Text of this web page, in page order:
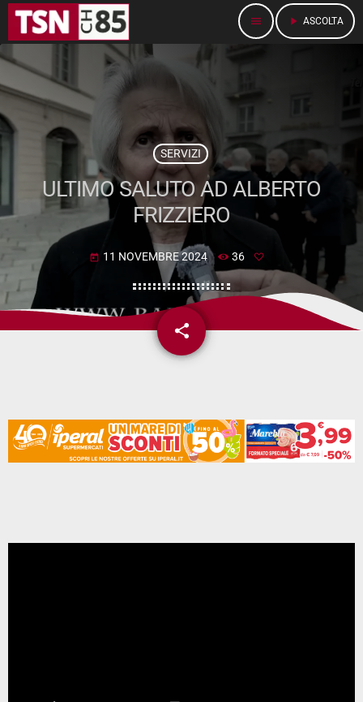
menu play_arrow ASCOLTA
SERVIZI
ULTIMO SALUTO AD ALBERTO
FRIZZIERO
today 11 NOVEMBRE 2024 36
share
email